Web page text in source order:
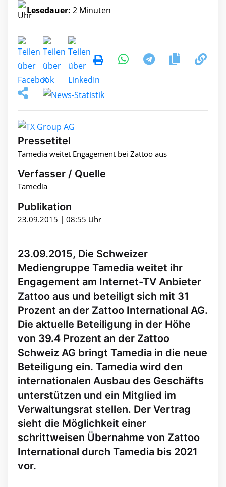
Lesedauer: 2 Minuten
Pressetitel
Tamedia weitet Engagement bei Zattoo aus
Verfasser / Quelle
Tamedia
Publikation
23.09.2015 | 08:55 Uhr
23.09.2015, Die Schweizer
Mediengruppe Tamedia weitet ihr
Engagement am Internet-TV Anbieter
Zattoo aus und beteiligt sich mit 31
Prozent an der Zattoo International AG.
Die aktuelle Beteiligung in der Höhe
von 39.4 Prozent an der Zattoo
Schweiz AG bringt Tamedia in die neue
Beteiligung ein. Tamedia wird den
internationalen Ausbau des Geschäfts
unterstützen und ein Mitglied im
Verwaltungsrat stellen. Der Vertrag
sieht die Möglichkeit einer
schrittweisen Übernahme von Zattoo
International durch Tamedia bis 2021
vor.